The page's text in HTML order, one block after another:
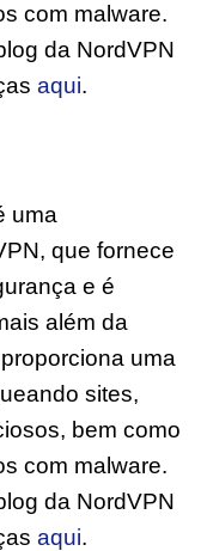
com malware.
da NordVPN
aqui.
uma
que fornece
e é
além da
uma
sites,
bem como
com malware.
da NordVPN
aqui.